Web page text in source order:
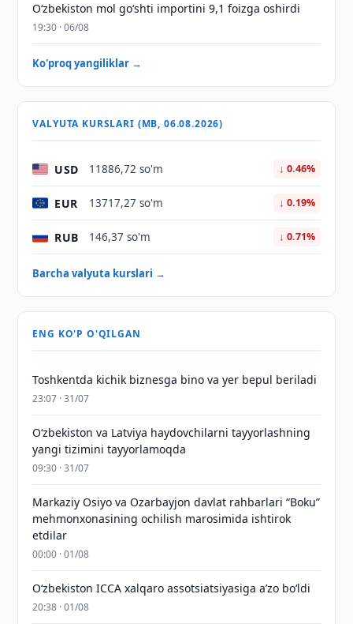
O‘zbekiston mol go‘shti importini 9,1 foizga oshirdi
19:30 · 06/08
Ko'proq yangiliklar →
VALYUTA KURSLARI (MB, 06.08.2026)
USD 11886,72 so'm ↓ 0.46%
EUR 13717,27 so'm ↓ 0.19%
RUB 146,37 so'm ↓ 0.71%
Barcha valyuta kurslari →
ENG KO'P O'QILGAN
Toshkentda kichik biznesga bino va yer bepul beriladi
23:07 · 31/07
Oʻzbekiston va Latviya haydovchilarni tayyorlashning
yangi tizimini tayyorlamoqda
09:30 · 31/07
Markaziy Osiyo va Ozarbayjon davlat rahbarlari “Boku”
mehmonxonasining ochilish marosimida ishtirok
etdilar
00:00 · 01/08
O‘zbekiston ICCA xalqaro assotsiatsiyasiga aʼzo bo‘ldi
20:38 · 01/08